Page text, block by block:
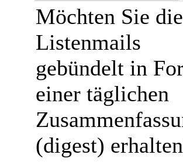
Möchten Sie die
Listenmails
gebündelt in
einer täglichen
(digest)